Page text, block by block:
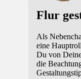
Flur
Als
eine
Du von
die